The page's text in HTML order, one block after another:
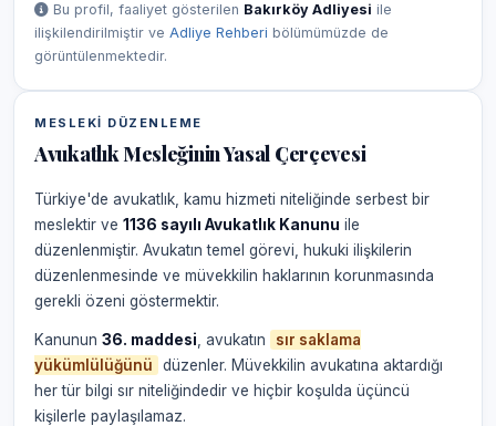
Bu profil, faaliyet gösterilen Bakırköy Adliyesi ile
ilişkilendirilmiştir ve Adliye Rehberi bölümümüzde de
görüntülenmektedir.
MESLEKI DÜZENLEME
Avukatlık Mesleğinin Yasal Çerçevesi
Türkiye'de avukatlık, kamu hizmeti niteliğinde serbest bir
meslektir ve 1136 sayılı Avukatlık Kanunu ile
düzenlenmiştir. Avukatın temel görevi, hukuki ilişkilerin
düzenlenmesinde ve müvekkilin haklarının korunmasında
gerekli özeni göstermektir.
Kanunun 36. maddesi , avukatın
sır saklama
yükümlülüğünü
düzenler. Müvekkilin avukatına aktardığı
her tür bilgi sır niteliğindedir ve hiçbir koşulda üçüncü
kişilerle paylaşılamaz.